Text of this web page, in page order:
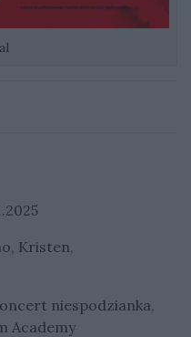
Kristen,
niespodzianka,
Academy